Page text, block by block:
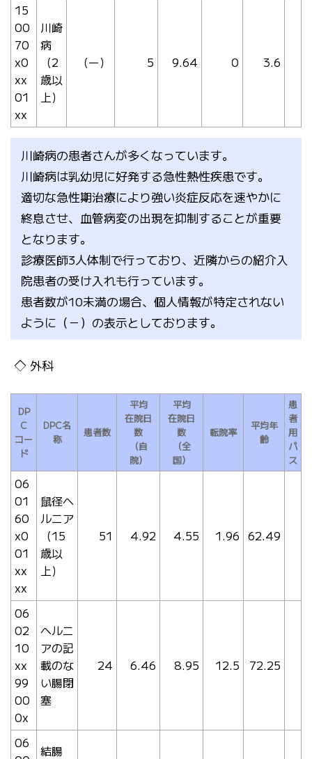
15
00
70
x0
xx
01
xx
川崎
病
（2
歳以
上）
（ー） 5 9.64 0 3.6
川崎病の患者さんが多くなっています。
川崎病は乳幼児に好発する急性熱性疾患です。
適切な急性期治療により強い炎症反応を速やかに
終息させ、血管病変の出現を抑制することが重要
となります。
診療医師3人体制で行っており、近隣からの紹介入
院患者の受け入れも行っています。
患者数が10未満の場合、個人情報が特定されない
ように（－）の表示としております。
外科
DP
C
コー
ド
DPC名
称
患者数
平均
在院日
数
（自
院）
平均
在院日
数
（全
国）
転院率
平均年
齢
患
者
用
パ
ス
06
01
60
x0
01
xx
xx
鼠径ヘ
ルニア
（15
歳以
上）
51 4.92 4.55 1.96 62.49
06
02
10
xx
99
00
0x
ヘルニ
アの記
載のな
い腸閉
塞
24 6.46 8.95 12.5 72.25
06
結腸